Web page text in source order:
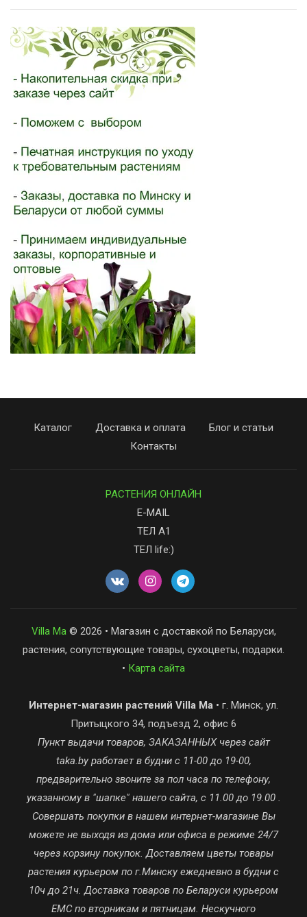
Каталог Доставка и оплата
Блог и статьи
Контакты
РАСТЕНИЯ ОНЛАЙН
E-MAIL
ТЕЛ А1
ТЕЛ life:)
Villa Ma© 2026 • Магазин с доставкой по Беларуси,
растения, сопутствующие товары, сухоцветы, подарки.
• Карта сайта
Интернет-магазин растений Villa Ma • г. Минск, ул.
Притыцкого 34, подъезд 2, офис 6
Пункт выдачи товаров, ЗАКАЗАННЫХ через сайт
taka.by работает в будни с 11-00 до 19-00,
предварительно звоните за пол часа по телефону,
указанному в "шапке" нашего сайта, с 11.00 до 19.00 .
Совершать покупки в нашем интернет-магазине Вы
можете не выходя из дома или офиса в режиме 24/7
через корзину покупок. Доставляем цветы товары
растения курьером по г.Минску ежедневно в будни с
10ч до 21ч. Доставка товаров по Беларуси курьером
ЕМС по вторникам и пятницам. Нескучного